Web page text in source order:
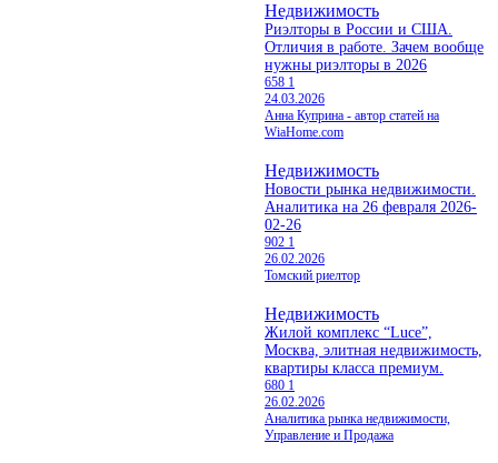
Недвижимость
Риэлторы в России и США.
Отличия в работе. Зачем вообще
нужны риэлторы в 2026
658 1
24.03.2026
Анна Куприна - автор статей на
WiaHome.com
Недвижимость
Новости рынка недвижимости.
Аналитика на 26 февраля 2026-
02-26
902 1
26.02.2026
Томский риелтор
Недвижимость
Жилой комплекс “Luce”,
Москва, элитная недвижимость,
квартиры класса премиум.
680 1
26.02.2026
Аналитика рынка недвижимости,
Управление и Продажа